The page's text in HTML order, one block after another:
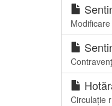
Circulație